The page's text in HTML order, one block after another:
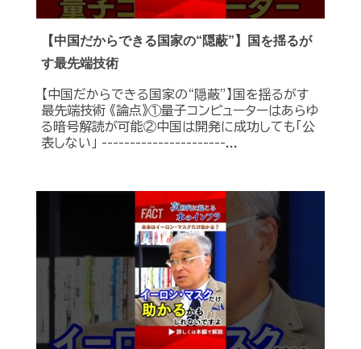
【中国だからできる国家の“隠蔽”】国を揺るが
す最先端技術
【中国だからできる国家の“隠蔽”】国を揺るがす
最先端技術 《論点》①量子コンピューターはあらゆ
る暗号解読が可能②中国は開発に成功しても「公
表しない」 ----------------------...